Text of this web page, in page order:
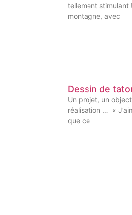
tellement stimulant
montagne, avec
Dessin de
Un projet, un
réalisation … «
que ce